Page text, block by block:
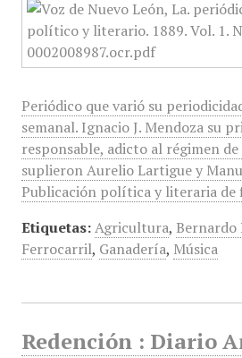
Periódico que varió su
semanal. Ignacio J. Mendoza su
responsable, adicto al régimen de
suplieron Aurelio Lartigue y
Publicación política y literaria de
Etiquetas: Agricultura, Bernardo
Ferrocarril, Ganadería, Música
Redención : Diario